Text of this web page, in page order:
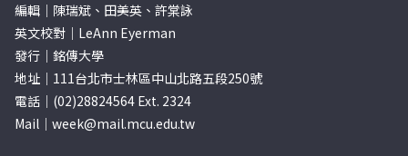
編輯｜陳瑞斌、田美英、許棠詠
英文校對｜LeAnn Eyerman
發行｜銘傳大學
地址｜111台北市士林區中山北路五段250號
電話｜(02)28824564 Ext. 2324
Mail｜ week@mail.mcu.edu.tw